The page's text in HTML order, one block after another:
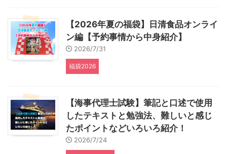
【2026年夏の福袋】日清食品オンライ
ン編【予約事情から中身紹介】
2026/7/31
福袋2026
【海事代理士試験】筆記と口述で使用
したテキストと勉強法、難しいと感じ
たポイントなどいろいろ紹介！
2026/7/24